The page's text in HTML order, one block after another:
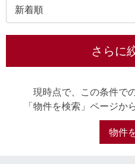
さらに
現時点で、この条件で
「物件を検索」ページか
物件